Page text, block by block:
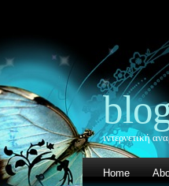
ιντερνετική
Home